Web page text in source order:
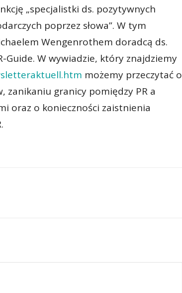
„specjalistki ds. pozytywnych
poprzez słowa”. W tym
Wengenrothem doradcą ds.
W wywiadzie, który znajdziemy
możemy przeczytać o
zanikaniu granicy pomiędzy PR a
oraz o konieczności zaistnienia